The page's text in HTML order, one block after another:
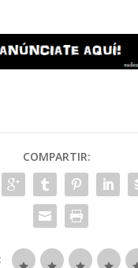
COMPARTIR: